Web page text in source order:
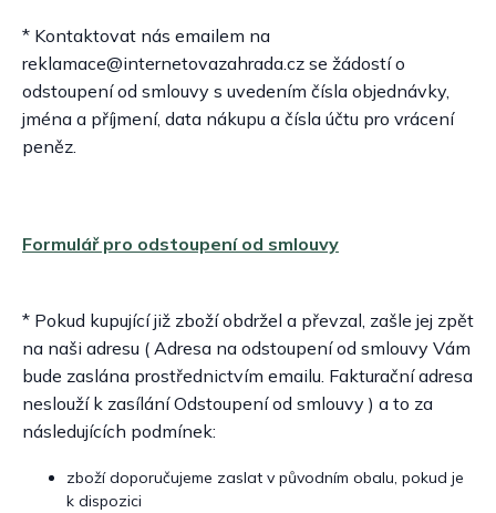
* Kontaktovat nás emailem na
reklamace@internetovazahrada.cz se žádostí o
odstoupení od smlouvy s uvedením čísla objednávky,
jména a příjmení, data nákupu a čísla účtu pro vrácení
peněz.
Formulář pro odstoupení od smlouvy
* Pokud kupující již zboží obdržel a převzal, zašle jej zpět
na naši adresu ( Adresa na odstoupení od smlouvy Vám
bude zaslána prostřednictvím emailu. Fakturační adresa
neslouží k zasílání Odstoupení od smlouvy ) a to za
následujících podmínek:
zboží doporučujeme zaslat v původním obalu, pokud je
k dispozici